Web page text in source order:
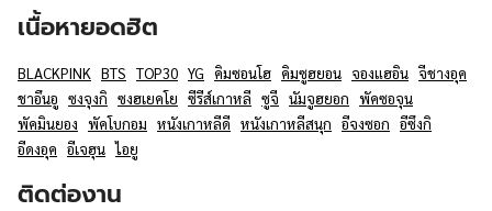
เนื้อหายอดฮิต
BLACKPINK BTS TOP30 YG คิมซอนโฮ คิมซูฮยอน จองแฮอิน จีชางอุค
ชาอึนอู ซงจุงกิ ซงฮเยคโย ซีรีส์เกาหลี ซูจี นัมจูฮยอก พัคซอจุน
พัคมินยอง พัคโบกอม หนังเกาหลีดี หนังเกาหลีสนุก อีจงซอก อีซึงกิ
อีดงอุค อีเจฮุน ไอยู
ติดต่องาน